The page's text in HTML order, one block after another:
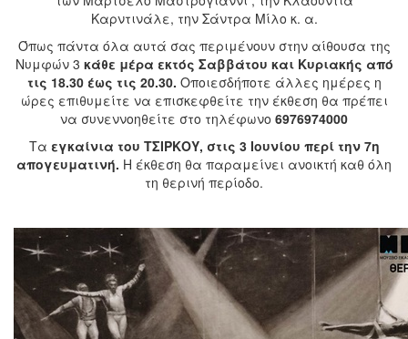
Καρντινάλε, την Σάντρα Μίλο κ. α.
Όπως πάντα όλα αυτά σας περιμένουν στην αίθουσα της
Νυμφών 3 κάθε μέρα εκτός Σαββάτου και Κυριακής από
τις 18.30 έως τις 20.30. Οποιεσδήποτε άλλες ημέρες η
ώρες επιθυμείτε να επισκεφθείτε την έκθεση θα πρέπει
να συνεννοηθείτε στο τηλέφωνο 6976974000
Τα εγκαίνια του ΤΣΙΡΚΟΥ, στις 3 Ιουνίου περί την 7η
απογευματινή. Η έκθεση θα παραμείνει ανοικτή καθ όλη
τη θερινή περίοδο.